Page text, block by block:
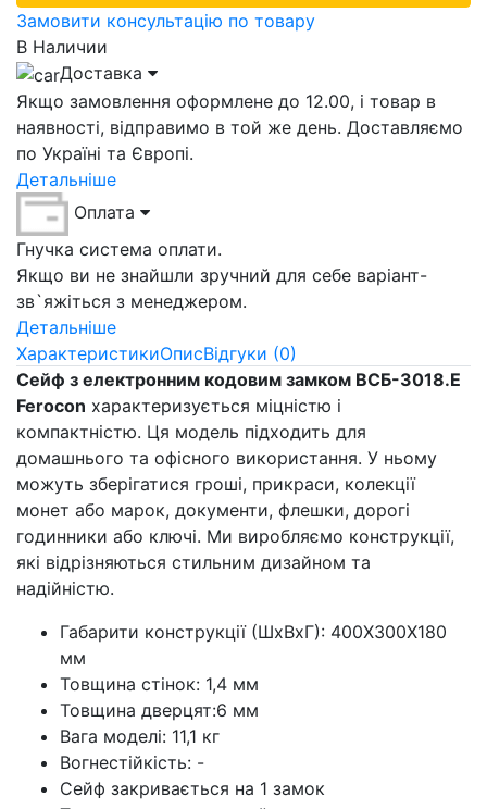
Замовити консультацію по товару
В Наличии
Доставка
Якщо замовлення оформлене до 12.00, і товар в
наявності, відправимо в той же день. Доставляємо
по Україні та Європі.
Детальніше
Оплата
Гнучка система оплати.
Якщо ви не знайшли зручний для себе варіант-
зв`яжіться з менеджером.
Детальніше
ХарактеристикиОписВідгуки (0)
Сейф з електронним кодовим замком ВСБ-3018.E
Ferocon характеризується міцністю і
компактністю. Ця модель підходить для
домашнього та офісного використання. У ньому
можуть зберігатися гроші, прикраси, колекції
монет або марок, документи, флешки, дорогі
годинники або ключі. Ми виробляємо конструкції,
які відрізняються стильним дизайном та
надійністю.
Габарити конструкції (ШхВхГ): 400Х300Х180
мм
Товщина стінок: 1,4 мм
Товщина дверцят:6 мм
Вага моделі: 11,1 кг
Вогнестійкість: -
Сейф закривається на 1 замок